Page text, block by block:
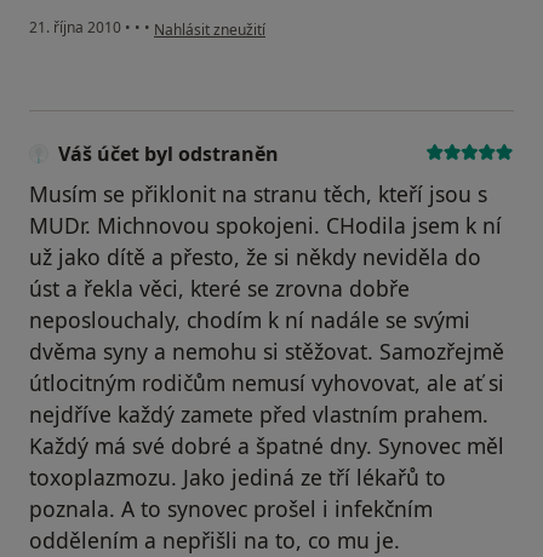
21. října 2010 • • • podle názoru uživatele Pacient
Nahlásit zneužití
Váš účet byl odstraněn
Musím se přiklonit na stranu těch, kteří jsou s
MUDr. Michnovou spokojeni. CHodila jsem k ní
už jako dítě a přesto, že si někdy neviděla do
úst a řekla věci, které se zrovna dobře
neposlouchaly, chodím k ní nadále se svými
dvěma syny a nemohu si stěžovat. Samozřejmě
útlocitným rodičům nemusí vyhovovat, ale ať si
nejdříve každý zamete před vlastním prahem.
Každý má své dobré a špatné dny. Synovec měl
toxoplazmozu. Jako jediná ze tří lékařů to
poznala. A to synovec prošel i infekčním
oddělením a nepřišli na to, co mu je.